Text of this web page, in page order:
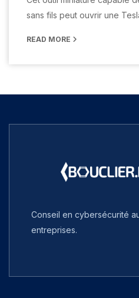
sans fils peut ouvrir une
READ MORE
Conseil en cybersécurité
entreprises.